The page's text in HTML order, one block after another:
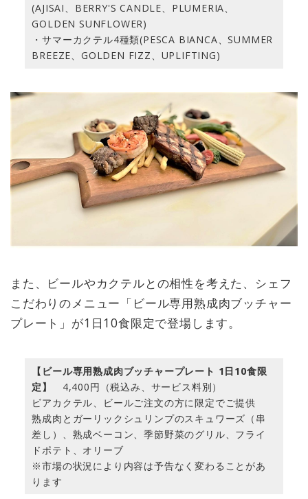
(AJISAI、BERRY'S CANDLE、PLUMERIA、
GOLDEN SUNFLOWER)
・サマーカクテル4種類(PESCA BIANCA、SUMMER
BREEZE、GOLDEN FIZZ、UPLIFTING)
また、ビールやカクテルとの相性を考えた、シェフ
こだわりのメニュー「ビール専用熟成肉ブッチャー
プレート」が1日10食限定で登場します。
【ビール専用熟成肉ブッチャープレート 1日10食限
定】
4,400円（税込み、サービス料別）
ビアカクテル、ビールご注文の方に限定でご提供
熟成肉とガーリックシュリンプのスキュワーズ（串
差し）、熟成ベーコン、季節野菜のグリル、フライ
ドポテト、オリーブ
※市場の状況により内容は予告なく変わることがあ
ります